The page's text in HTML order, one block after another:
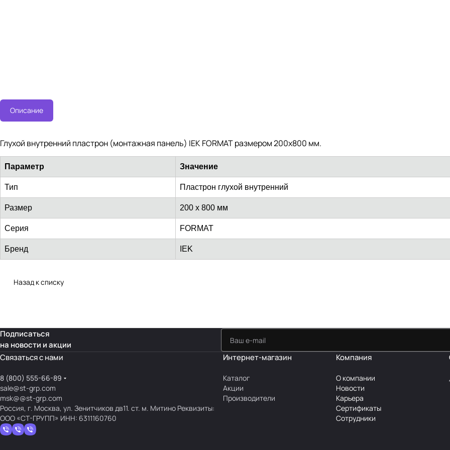
Описание
Глухой внутренний пластрон (монтажная панель) IEK FORMAT размером 200х800 мм.
Параметр Значение
Тип Пластрон глухой внутренний
Размер 200 x 800 мм
Серия FORMAT
Бренд IEK
Назад к списку
Подписаться
на новости и акции
Связаться с нами
8 (800) 555-66-89
sale@st-grp.com
msk@@st-grp.com
Россия, г. Москва, ул. Зенитчиков дв11. ст. м. Митино Реквизиты:
ООО «СТ-ГРУПП» ИНН: 6311160760
Интернет-магазин
Каталог
Акции
Производители
Компания
О компании
Новости
Карьера
Сертификаты
Сотрудники